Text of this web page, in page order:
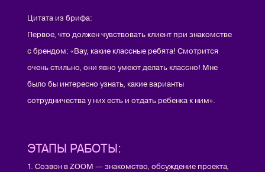
Цитата из брифа:
Первое, что должен чувствовать клиент при знакомстве
с брендом: «Вау, какие классные ребята! Смотрится
очень стильно, они явно умеют делать классно! Мне
было бы интересно узнать, какие варианты
сотрудничества у них есть и отдать ребенка к ним».
ЭТАПЫ РАБОТЫ:
1. Созвон в ZOOM — знакомство, обсуждение проекта,